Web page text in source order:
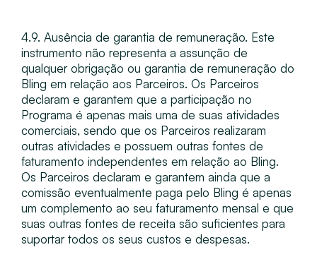
4.9. Ausência de garantia de remuneração​. Este
instrumento não representa a assunção de
qualquer obrigação ou garantia de remuneração do
Bling em relação aos Parceiros. Os Parceiros
declaram e garantem que a participação no
Programa é apenas mais uma de suas atividades
comerciais, sendo que os Parceiros realizaram
outras atividades e possuem outras fontes de
faturamento independentes em relação ao Bling.
Os Parceiros declaram e garantem ainda que a
comissão eventualmente paga pelo Bling é apenas
um complemento ao seu faturamento mensal e que
suas outras fontes de receita são suficientes para
suportar todos os seus custos e despesas.